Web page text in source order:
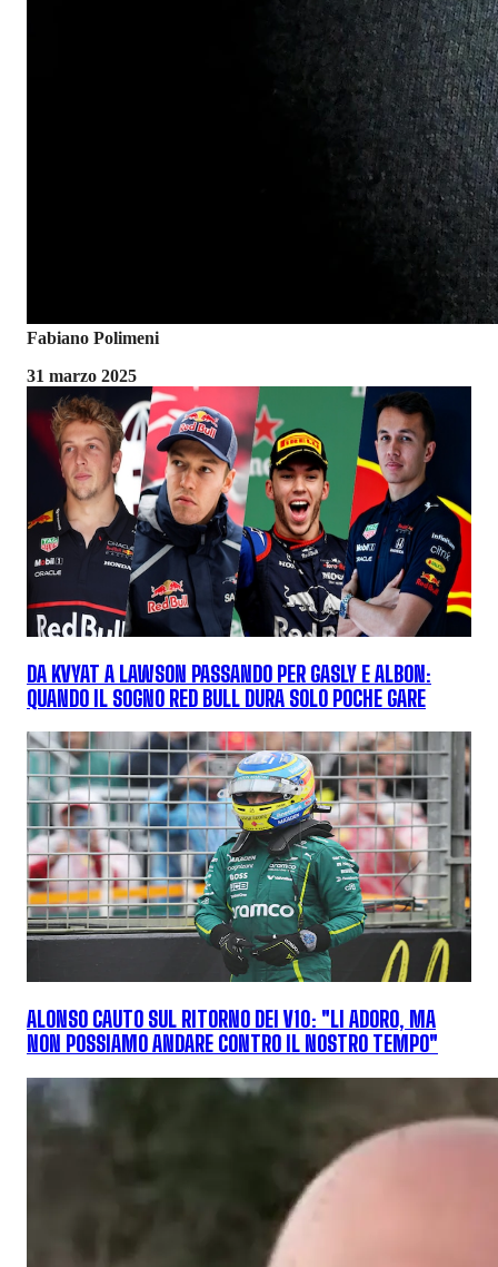
Fabiano Polimeni
31 marzo 2025
DA KVYAT A LAWSON PASSANDO PER GASLY E ALBON:
QUANDO IL SOGNO RED BULL DURA SOLO POCHE GARE
ALONSO CAUTO SUL RITORNO DEI V10: "LI ADORO, MA
NON POSSIAMO ANDARE CONTRO IL NOSTRO TEMPO"